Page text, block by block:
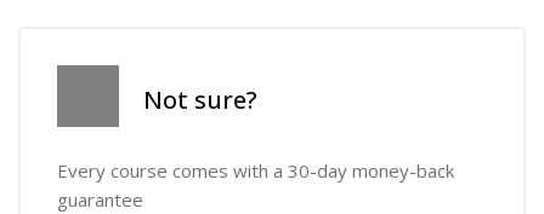
Not sure?
Every course comes with a 30-day money-back
guarantee